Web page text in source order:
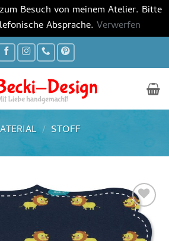
Besuch von meinem Atelier. Bitte
Absprache. Verwerfen
/ STOFF
Auf die
Wunschliste